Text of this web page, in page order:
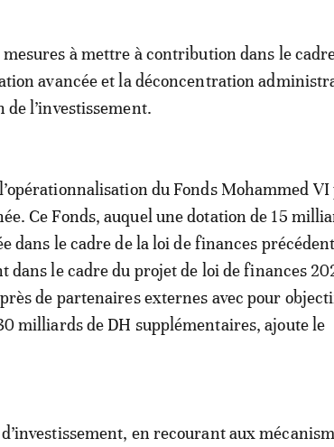
à mettre à contribution dans le
avancée et la déconcentration
l’investissement.
du Fonds Mohammed
Ce Fonds, auquel une dotation de 15
dans le cadre de la loi de finances
dans le cadre du projet de loi de finances
de partenaires externes avec pour
milliards de DH supplémentaires, ajoute le
en recourant aux